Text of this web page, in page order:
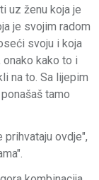
uz ženu koja je
je svojim radom
svoju i koja
onako kako to i
na to. Sa lijepim
tamo
ovdje",